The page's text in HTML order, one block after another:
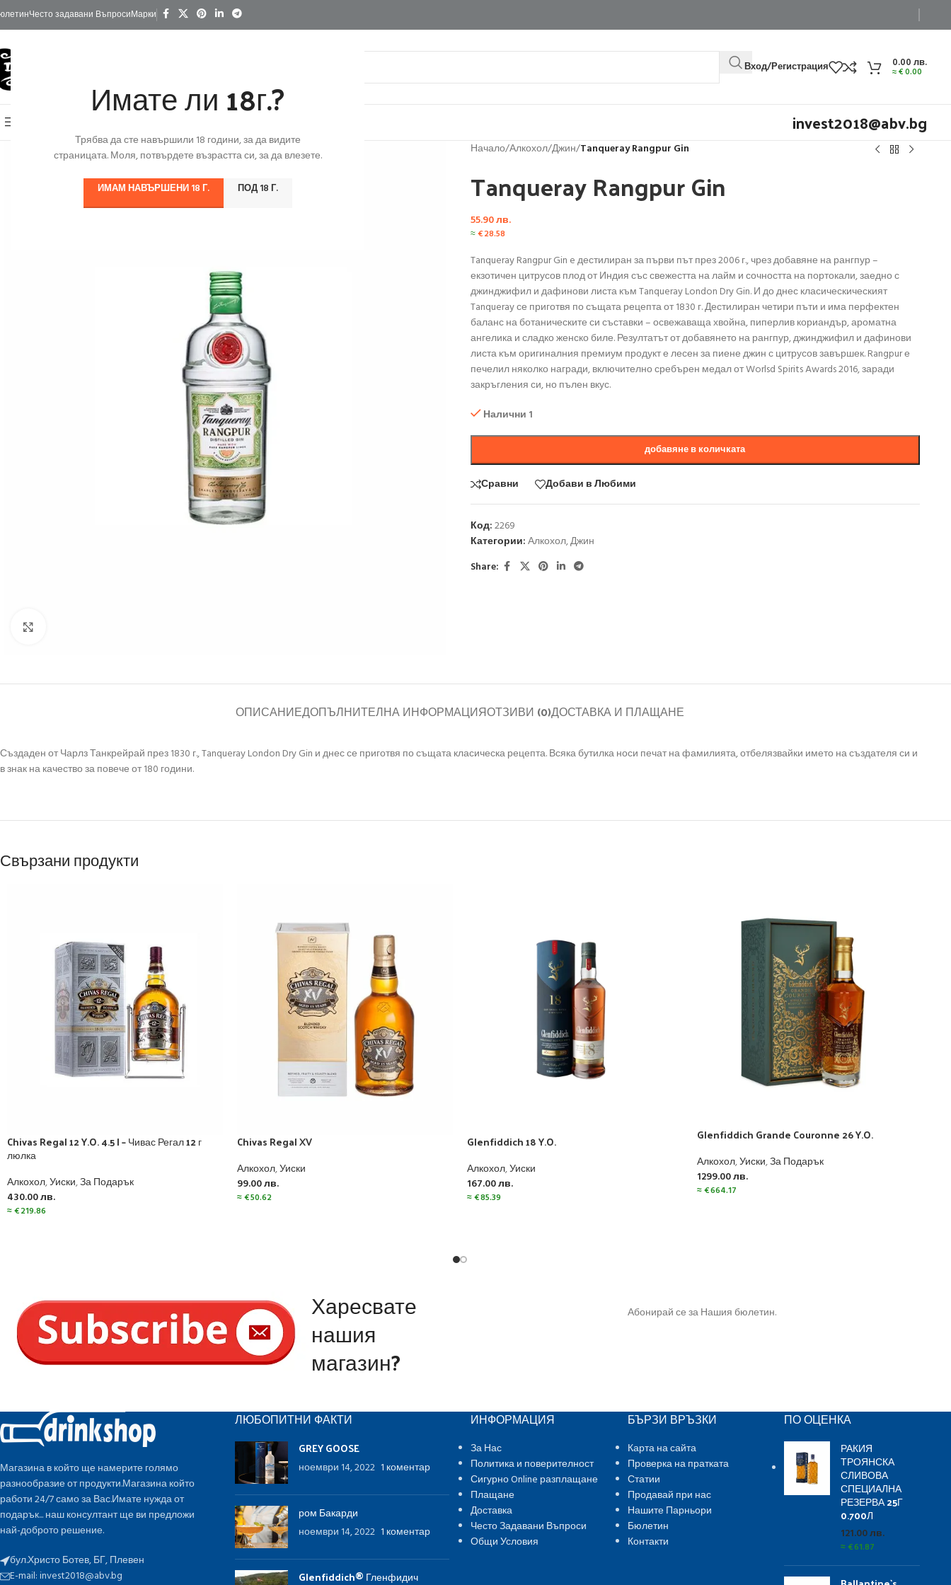
Имате ли 18г.?
Трябва да сте навършили 18 години, за да видите
страницата. Моля, потвърдете възрастта си, за да влезете.
ИМАМ НАВЪРШЕНИ 18 Г. ПОД 18 Г.
Често задавани ВъпросиМарки
Вход/Регистрация 0.00лв.
≈€0.00
invest2018@abv.bg
Начало/Алкохол/Джин/Tanqueray Rangpur Gin
Tanqueray Rangpur Gin
55.90лв.
≈€28.58
Tanqueray Rangpur Gin e дестилиран за първи път през 2006 г., чрез добавяне на рангпур –
екзотичен цитрусов плод от Индия със свежестта на лайм и сочността на портокали, заедно с
джинджифил и дафинови листа към Tanqueray London Dry Gin. И до днес класическическият
Tanqueray се приготвя по същата рецепта от 1830 г. Дестилиран четири пъти и има перфектен
баланс на ботаническите си съставки – освежаваща хвойна, пиперлив кориандър, ароматна
ангелика и сладко женско биле. Резултатът от добавянето на рангпур, джинджифил и дафинови
листа към оригиналния премиум продукт е лесен за пиене джин с цитрусов завършек. Rangpur е
печелил няколко награди, включително сребърен медал от Worlsd Spirits Awards 2016, заради
закръгления си, но пълен вкус.
Налични 1
добавяне в количката
Сравни Добави в Любими
Код:2269
Категории:Алкохол,Джин
Share:
ОПИСАНИЕДОПЪЛНИТЕЛНА ИНФОРМАЦИЯОТЗИВИ (0)ДОСТАВКА И ПЛАЩАНЕ
Създаден от Чарлз Танкрейрай през 1830 г., Tanqueray London Dry Gin и днес се приготвя по същата класическа рецепта. Всяка бутилка носи печат на фамилията, отбелязвайки името на създателя си и
в знак на качество за повече от 180 години.
Свързани продукти
Chivas Regal 12 Y.O. 4.5 l – Чивас Регал 12 г
люлка
Алкохол,Уиски,За Подарък
430.00лв.
≈€219.86
Chivas Regal XV
Алкохол,Уиски
99.00лв.
≈€50.62
Glenfiddich 18 Y.O.
Алкохол,Уиски
167.00лв.
≈€85.39
Glenfiddich Grande Couronne 26 Y.O.
Алкохол,Уиски,За Подарък
1299.00лв.
≈€664.17
Харесвате
нашия
магазин?
Абонирай се за Нашия бюлетин.
Магазина в който ще намерите голямо
разнообразие от продукти.Магазина който
работи 24/7 само за Вас.Имате нужда от
подарък... наш консултант ще ви предложи
най-доброто решение.
бул.Христо Ботев, БГ, Плевен
E-mail:invest2018@abv.bg
ЛЮБОПИТНИ ФАКТИ
GREY GOOSE
ноември 14, 2022 1 коментар
ром Бакарди
ноември 14, 2022 1 коментар
Glenfiddich® Гленфидич
ИНФОРМАЦИЯ
За Нас
Политика и поверителност
Сигурно Online разплащане
Плащане
Доставка
Често Задавани Въпроси
Общи Условия
БЪРЗИ ВРЪЗКИ
Карта на сайта
Проверка на пратката
Статии
Продавай при нас
Нашите Парньори
Бюлетин
Контакти
ПО ОЦЕНКА
РАКИЯ
ТРОЯНСКА
СЛИВОВА
СПЕЦИАЛНА
РЕЗЕРВА 25Г
0.700Л
121.00лв.
≈€61.87